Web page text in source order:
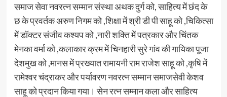
समाज सेवा नवरत्न सम्मान संस्था अथक दुर्ग को, साहित्य में छंद के
छ के प्रवर्तक अरुण निगम को ,शिक्षा में श्री डी पी साहू को ,चिकित्सा
में डॉक्टर संजीव कश्यप को ,नारी शक्ति में पत्रकार और चिंतक
मेनका वर्मा को ,कलाकार क्रम में चिनहारी सुरे गांव की गायिका पूजा
देशमुख को ,मानस में प्रख्यात रामायनी राम राजेश साहू को ,कृषि में
रामेश्वर चंद्राकर और पर्यावरण नवरत्न सम्मान समाजसेवी केशव
साहू को प्रदान किया गया। सेन रत्न सम्मान कला और साहित्य